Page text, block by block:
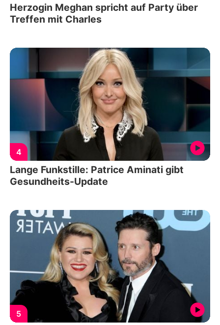
Herzogin Meghan spricht auf Party über
Treffen mit Charles
4
Lange Funkstille: Patrice Aminati gibt
Gesundheits-Update
5